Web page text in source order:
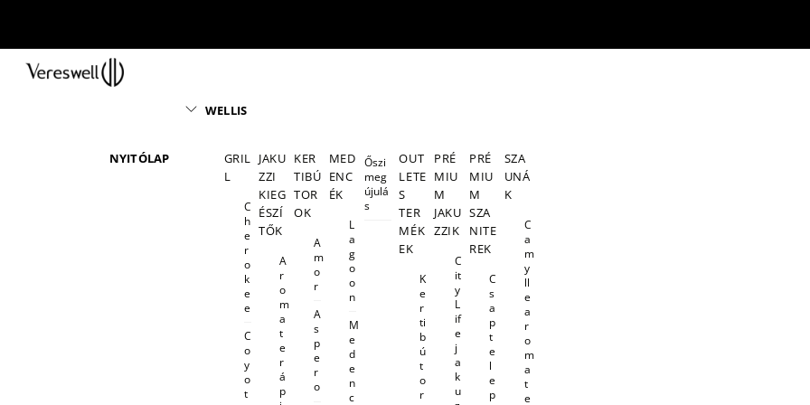
content
NYITÓLAP
WELLIS
GRIL
L
C
h
e
r
o
k
e
e
C
o
y
o
t
JAKU
ZZI
KIEG
ÉSZÍ
TŐK
A
r
o
m
a
t
e
r
á
p
KER
TIBÚ
TOR
OK
A
m
o
r
A
s
p
e
r
o
MED
ENC
ÉK
L
a
g
o
o
n
M
e
d
e
n
c
Őszi
meg
újulá
s
OUT
LETE
S
TER
MÉK
EK
K
e
r
ti
b
ú
t
o
r
PRÉ
MIU
M
JAKU
ZZIK
C
it
y
L
if
e
j
a
k
u
PRÉ
MIU
M
SZA
NITE
REK
C
s
a
p
t
e
l
e
p
SZA
UNÁ
K
C
a
m
y
ll
e
a
r
o
m
a
t
e